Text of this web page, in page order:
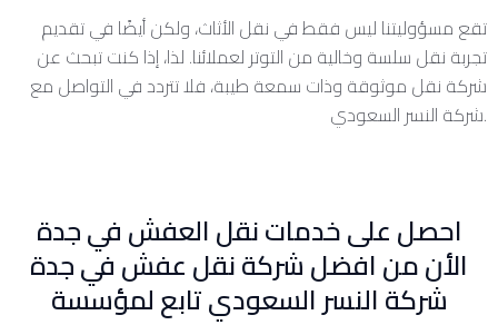
تقع مسؤوليتنا ليس فقط في نقل الأثاث، ولكن أيضًا في تقديم
تجربة نقل سلسة وخالية من التوتر لعملائنا. لذا، إذا كنت تبحث عن
شركة نقل موثوقة وذات سمعة طيبة، فلا تتردد في التواصل مع
شركة النسر السعودي.
احصل على خدمات نقل العفش في جدة
الأن من افضل شركة نقل عفش في جدة
شركة النسر السعودي تابع لمؤسسة